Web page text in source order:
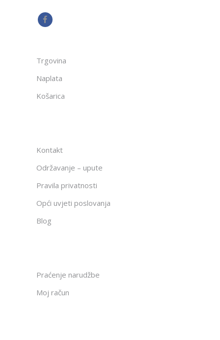
Trgovina
Naplata
Košarica
Kontakt
Održavanje – upute
Pravila privatnosti
Opći uvjeti poslovanja
Blog
Praćenje narudžbe
Moj račun